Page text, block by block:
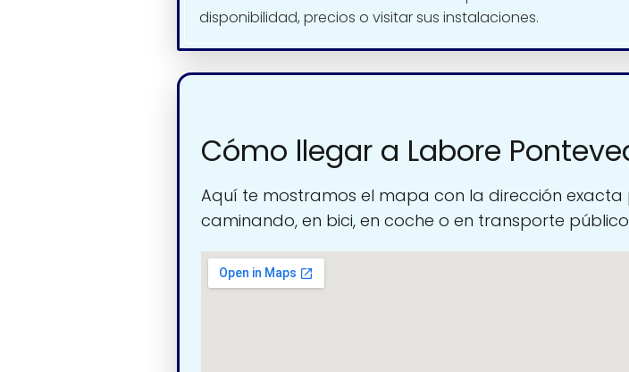
disponibilidad, precios o visitar sus instalaciones.
Cómo llegar a Labore
Aquí te mostramos el mapa con la dirección
caminando, en bici, en coche o en transporte